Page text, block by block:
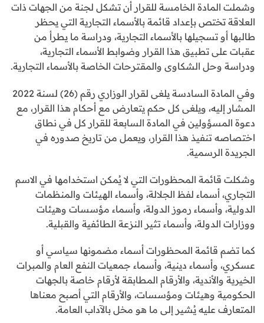
وشملت المادة الخامسة للقرار أن تشكل لجنة من الجهات ذات
العلاقة تختص بإعداد قائمة بالأسماء التجارية التي يحظر
طالبها أو تسجيلها بالأسماء التجارية، ودراسة ما يطرأ من
عقبات على تطبيق هذا القرار وضوابط الأسماء التجارية،
ودراسة وحل الشكاوى والمقترحات الخاصة بالأسماء التجارية.
وفي المادة السادسة يلغى لقرار الوزاري رقم (26) لسنة 2022
المشار إليه، ويلغى كل حكم يتعارض مع أحكام هذا القرار، مع
دعوة المسؤولين في المادة السابعة للقرار كل في نطاق
اختصاصه تنفيذ هذا القرار، ويعمل من تاريخ صدوره في
الجريدة الرسمية.
وشكلت قائمة المحظورات التي لا يُمكن استخدامها في الاسم
التجاري، أسماء لفظ الجلالة، وأسماء الهيئات والمنظمات
الدولية، وأسماء رموز الدولة، وأسماء مؤسسات وهيئات
ووزارات الدولة، وأسماء تثير النزعة الطائفية والقبلية.
كما تضم قائمة المحظورات أسماء مضمونها سياسي أو
عسكري، وأسماء دينية، وأسماء جمعيات النفع العام والمبرات
الخيرية والأندية، والأرقام المطابقة لأرقام خاصة بالجهات
الحكومية وهيئات ومؤسسات، والأرقام التي أصبح معناها
المتعارف عليه يُشير إلى ما هو مخل بالآداب العامة.